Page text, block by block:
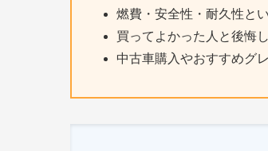
燃費・安全性・耐久性と
買ってよかった人と後悔
中古車購入やおすすめグ